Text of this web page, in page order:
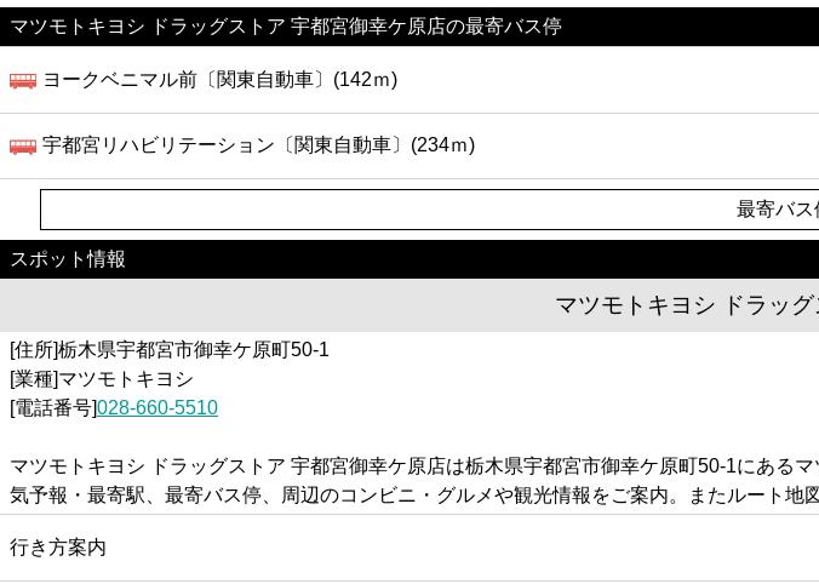
マツモトキヨシ ドラッグストア 宇都宮御幸ケ原店の最寄バス停
ヨークベニマル前〔関東自動車〕(142ｍ)
宇都宮リハビリテーション〔関東自動車〕(234ｍ)
最寄バス
スポット情報
マツモトキヨシ ドラッ
[住所]栃木県宇都宮市御幸ケ原町50-1
[業種]マツモトキヨシ
[電話番号]028-660-5510
マツモトキヨシ ドラッグストア 宇都宮御幸ケ原店は栃木県宇都宮市御幸ケ原町50-1にある
気予報・最寄駅、最寄バス停、周辺のコンビニ・グルメや観光情報をご案内。またルート地
行き方案内